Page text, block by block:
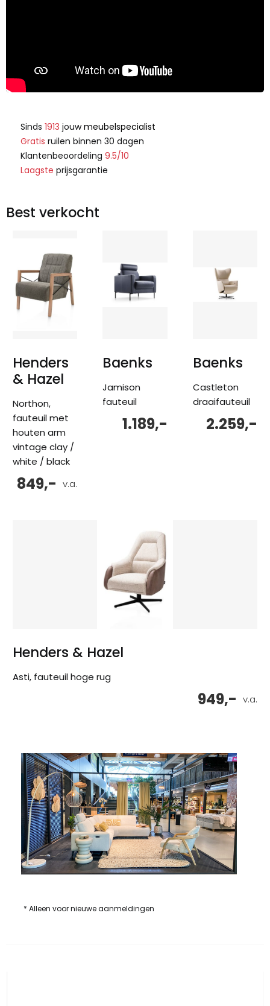
Sinds 1913 jouwmeubelspecialist
Gratis ruilen binnen 30 dagen
Klantenbeoordeling 9.5/10
Laagste prijsgarantie
Best verkocht
Henders
& Hazel
Northon,
fauteuil met
houten arm
vintage clay /
white / black
v.a.
849,-
Baenks
Jamison
fauteuil
1.189,-
Baenks
Castleton
draaifauteuil
2.259,-
Henders & Hazel
Asti, fauteuil hoge rug
v.a.
949,-
* Alleen voor nieuwe aanmeldingen